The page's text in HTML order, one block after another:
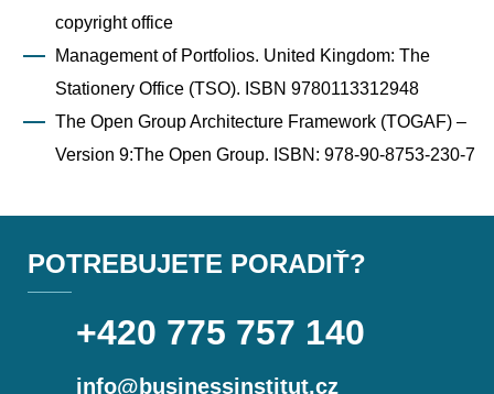
copyright office
Management of Portfolios. United Kingdom: The
Stationery Office (TSO). ISBN 9780113312948
The Open Group Architecture Framework (TOGAF) –
Version 9:The Open Group. ISBN: 978-90-8753-230-7
POTREBUJETE PORADIŤ?
+420 775 757 140
info@businessinstitut.cz